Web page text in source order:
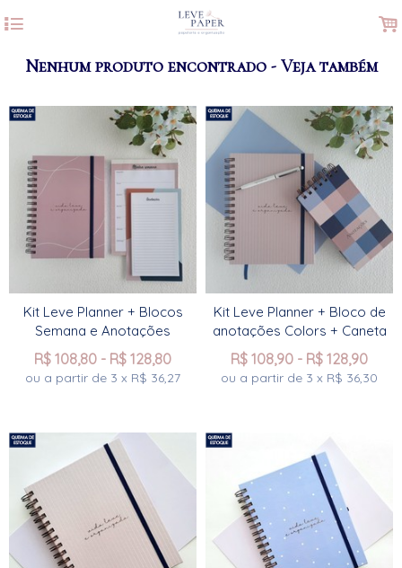
4 .
Nenhum produto encontrado - Veja também
Kit Leve Planner + Blocos
Semana e Anotações
R$ 108,80 - R$ 128,80
ou a partir de 3 x R$ 36,27
Kit Leve Planner + Bloco de
anotações Colors + Caneta
R$ 108,90 - R$ 128,90
ou a partir de 3 x R$ 36,30